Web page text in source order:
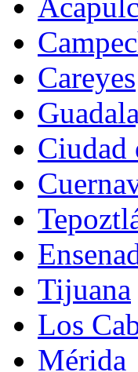
Careyes
Ciudad
Tijuana
Los
Mérida